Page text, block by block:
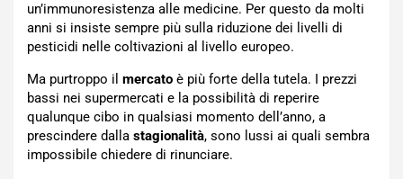
un’immunoresistenza alle medicine. Per questo da molti
anni si insiste sempre più sulla riduzione dei livelli di
pesticidi nelle coltivazioni al livello europeo.
Ma purtroppo il mercato è più forte della tutela. I prezzi
bassi nei supermercati e la possibilità di reperire
qualunque cibo in qualsiasi momento dell’anno, a
prescindere dalla stagionalità, sono lussi ai quali sembra
impossibile chiedere di rinunciare.